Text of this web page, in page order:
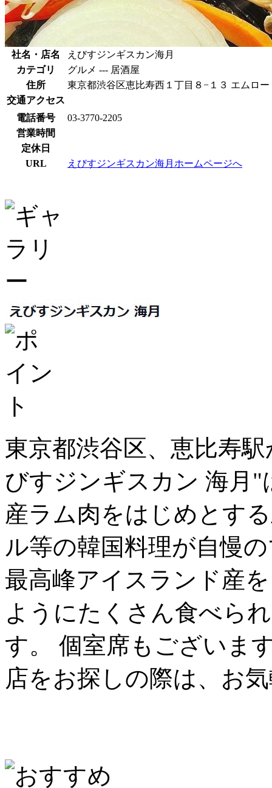
社名・店名
えびすジンギスカン海月
カテゴリ
グルメ --- 居酒屋
住所
東京都渋谷区恵比寿西１丁目８−１３ エムロー
交通アクセス
電話番号
03-3770-2205
営業時間
定休日
URL
えびすジンギスカン海月ホームページへ
東京都渋谷区、恵比寿
びすジンギスカン 海月
産ラム肉をはじめとす
ル等の韓国料理が自慢
最高峰アイスランド産
ようにたくさん食べら
す。 個室席もございま
店をお探しの際は、お